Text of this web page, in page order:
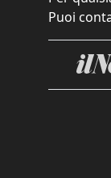
Puoi